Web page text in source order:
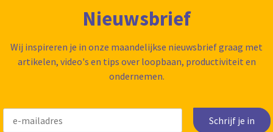
Nieuwsbrief
Wij inspireren je in onze maandelijkse nieuwsbrief graag met
artikelen, video's en tips over loopbaan, productiviteit en
ondernemen.
Schrijf je in